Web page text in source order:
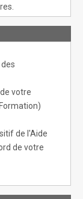
votre
de l'Aide
de votre